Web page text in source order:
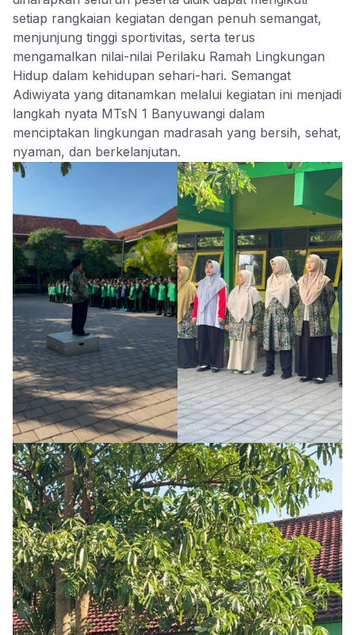
setiap rangkaian kegiatan dengan penuh semangat,
menjunjung tinggi sportivitas, serta terus
mengamalkan nilai-nilai Perilaku Ramah Lingkungan
Hidup dalam kehidupan sehari-hari. Semangat
Adiwiyata yang ditanamkan melalui kegiatan ini menjadi
langkah nyata MTsN 1 Banyuwangi dalam
menciptakan lingkungan madrasah yang bersih, sehat,
nyaman, dan berkelanjutan.